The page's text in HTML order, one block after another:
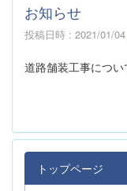
お知らせ
投稿日時 : 2021/01/04
道路舗装工事につ
トップページ